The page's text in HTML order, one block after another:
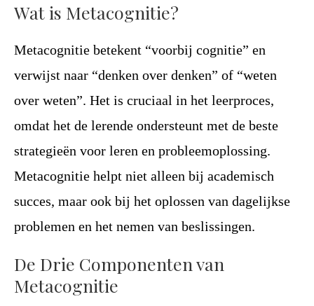
Wat is Metacognitie?
Metacognitie betekent “voorbij cognitie” en
verwijst naar “denken over denken” of “weten
over weten”. Het is cruciaal in het leerproces,
omdat het de lerende ondersteunt met de beste
strategieën voor leren en probleemoplossing.
Metacognitie helpt niet alleen bij academisch
succes, maar ook bij het oplossen van dagelijkse
problemen en het nemen van beslissingen.
De Drie Componenten van
Metacognitie